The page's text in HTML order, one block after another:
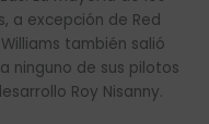
a excepción de Red
también salió
ninguno de sus pilotos
Roy Nisanny.